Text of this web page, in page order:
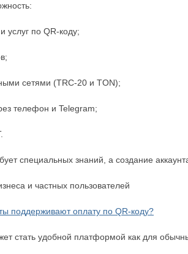
услуг по QR-коду;
сетями (TRC-20 и TON);
телефон и Telegram;
специальных знаний, а создание
и частных пользователей
поддерживают оплату по QR-коду?
стать удобной платформой как для